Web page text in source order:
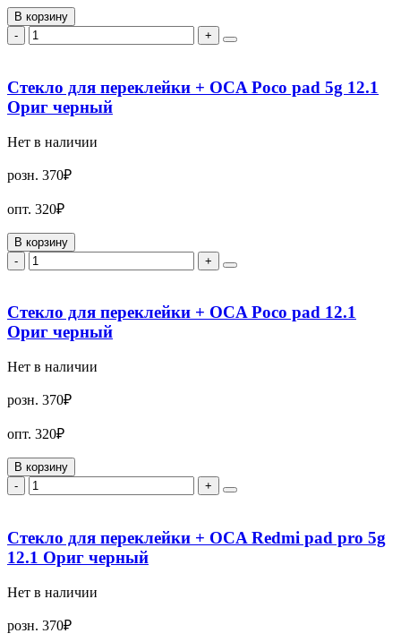
В корзину
-
+
Стекло для переклейки + OCA Poco pad 5g 12.1
Ориг черный
Нет в наличии
розн. 370₽
опт. 320₽
В корзину
-
+
Стекло для переклейки + OCA Poco pad 12.1
Ориг черный
Нет в наличии
розн. 370₽
опт. 320₽
В корзину
-
+
Стекло для переклейки + OCA Redmi pad pro 5g
12.1 Ориг черный
Нет в наличии
розн. 370₽